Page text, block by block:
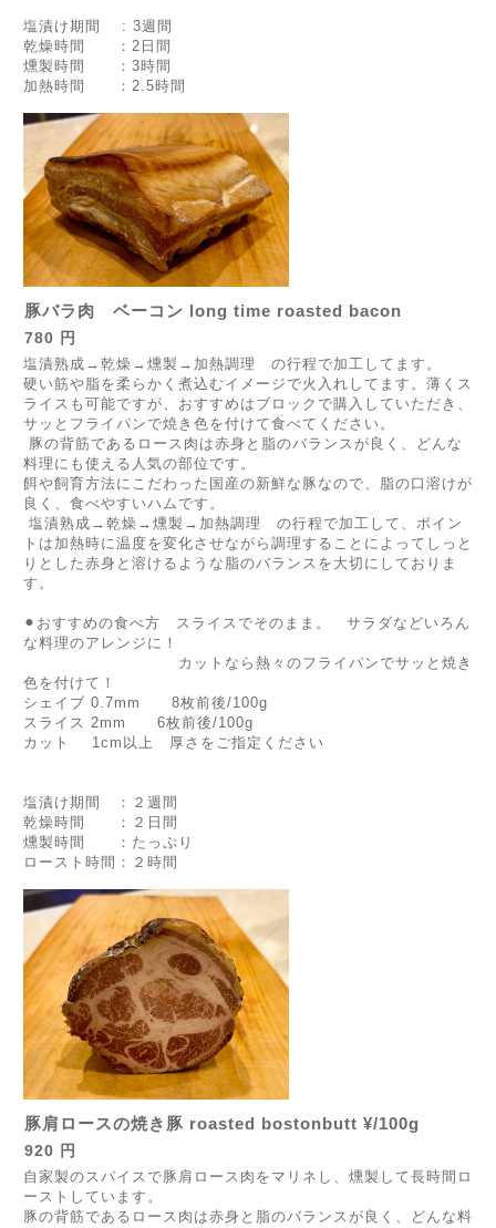
塩漬け期間 : 3週間
乾燥時間 ：2日間
燻製時間 ：3時間
加熱時間 ：2.5時間
豚バラ肉 ベーコン long time roasted bacon
780 円
塩漬熟成→乾燥→燻製→加熱調理 の行程で加工してます。
硬い筋や脂を柔らかく煮込むイメージで火入れしてます。薄くス
ライスも可能ですが、おすすめはブロックで購入していただき、
サッとフライパンで焼き色を付けて食べてください。
豚の背筋であるロース肉は赤身と脂のバランスが良く、どんな
料理にも使える人気の部位です。
餌や飼育方法にこだわった国産の新鮮な豚なので、脂の口溶けが
良く、食べやすいハムです。
塩漬熟成→乾燥→燻製→加熱調理 の行程で加工して、ポイン
トは加熱時に温度を変化させながら調理することによってしっと
りとした赤身と溶けるような脂のバランスを大切にしておりま
す。
⚫︎おすすめの食べ方 スライスでそのまま。 サラダなどいろん
な料理のアレンジに！
カットなら熱々のフライパンでサッと焼き
色を付けて！
シェイブ 0.7mm 8枚前後/100g
スライス 2mm 6枚前後/100g
カット 1cm以上 厚さをご指定ください
塩漬け期間 ：２週間
乾燥時間 ：２日間
燻製時間 ：たっぷり
ロースト時間：２時間
豚肩ロースの焼き豚 roasted bostonbutt ¥/100g
920 円
自家製のスパイスで豚肩ロース肉をマリネし、燻製して長時間ロ
ーストしています。
豚の背筋であるロース肉は赤身と脂のバランスが良く、どんな料